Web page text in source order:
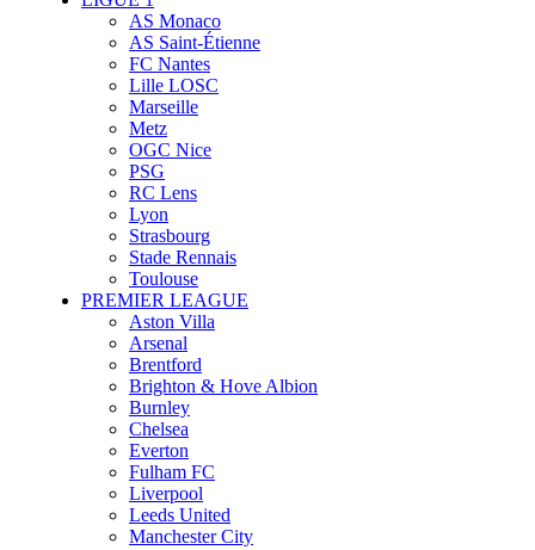
AS Monaco
AS Saint-Étienne
FC Nantes
Lille LOSC
Marseille
Metz
OGC Nice
PSG
RC Lens
Lyon
Strasbourg
Stade Rennais
Toulouse
PREMIER LEAGUE
Aston Villa
Arsenal
Brentford
Brighton & Hove Albion
Burnley
Chelsea
Everton
Fulham FC
Liverpool
Leeds United
Manchester City